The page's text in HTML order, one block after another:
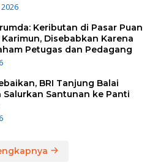
Keributan di Pasar Puan
Disebabkan Karena
Petugas dan Pedagang
BRI Tanjung Balai
Salurkan Santunan ke Panti